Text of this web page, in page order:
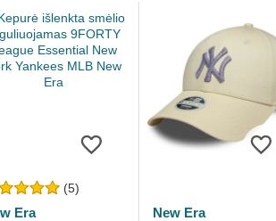
(5)
Era
New Era